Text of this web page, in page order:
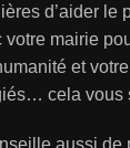
d’aider le
mairie
et
cela vous
aussi de